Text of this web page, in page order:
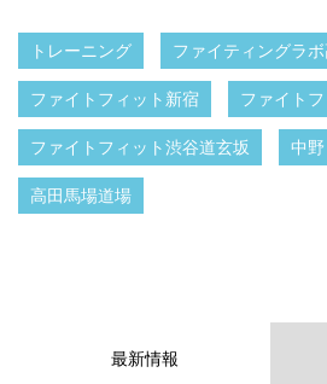
トレーニング ファイティングラ
ファイトフィット新宿 ファイト
ファイトフィット渋谷道玄坂 中
高田馬場道場
最新情報